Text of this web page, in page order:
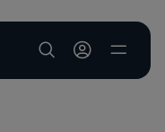
User account